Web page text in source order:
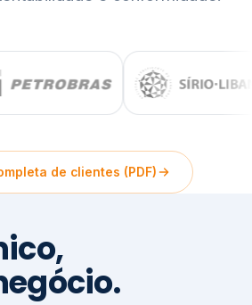
de clientes (PDF)